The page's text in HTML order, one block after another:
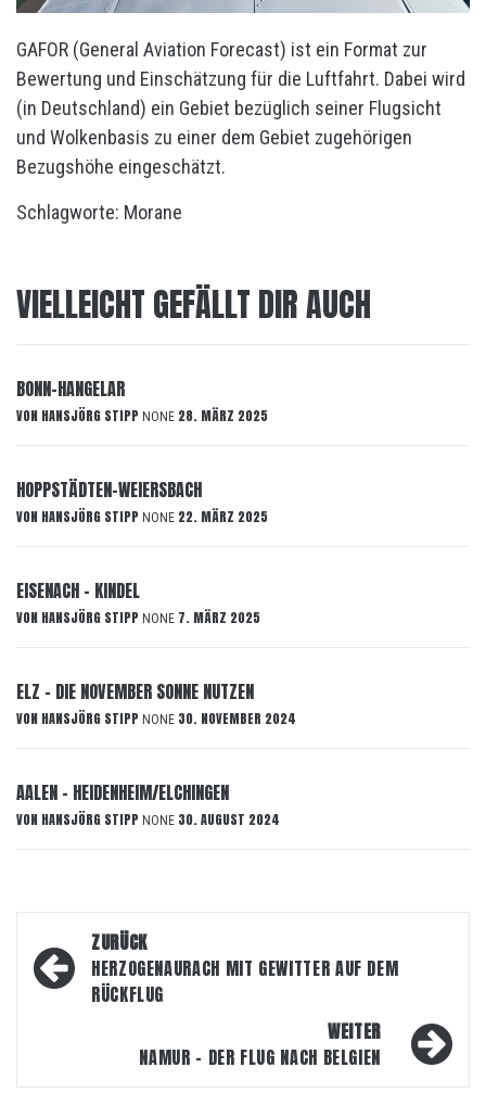
GAFOR (General Aviation Forecast) ist ein Format zur
Bewertung und Einschätzung für die Luftfahrt. Dabei wird
(in Deutschland) ein Gebiet bezüglich seiner Flugsicht
und Wolkenbasis zu einer dem Gebiet zugehörigen
Bezugshöhe eingeschätzt.
Schlagworte: Morane
VIELLEICHT GEFÄLLT DIR AUCH
BONN-HANGELAR
VON HANSJÖRG STIPP NONE 28. MÄRZ 2025
HOPPSTÄDTEN-WEIERSBACH
VON HANSJÖRG STIPP NONE 22. MÄRZ 2025
EISENACH – KINDEL
VON HANSJÖRG STIPP NONE 7. MÄRZ 2025
ELZ – DIE NOVEMBER SONNE NUTZEN
VON HANSJÖRG STIPP NONE 30. NOVEMBER 2024
AALEN – HEIDENHEIM/ELCHINGEN
VON HANSJÖRG STIPP NONE 30. AUGUST 2024
Beitragsnavigation
ZURÜCK
HERZOGENAURACH MIT GEWITTER AUF DEM
RÜCKFLUG
WEITER
NAMUR – DER FLUG NACH BELGIEN